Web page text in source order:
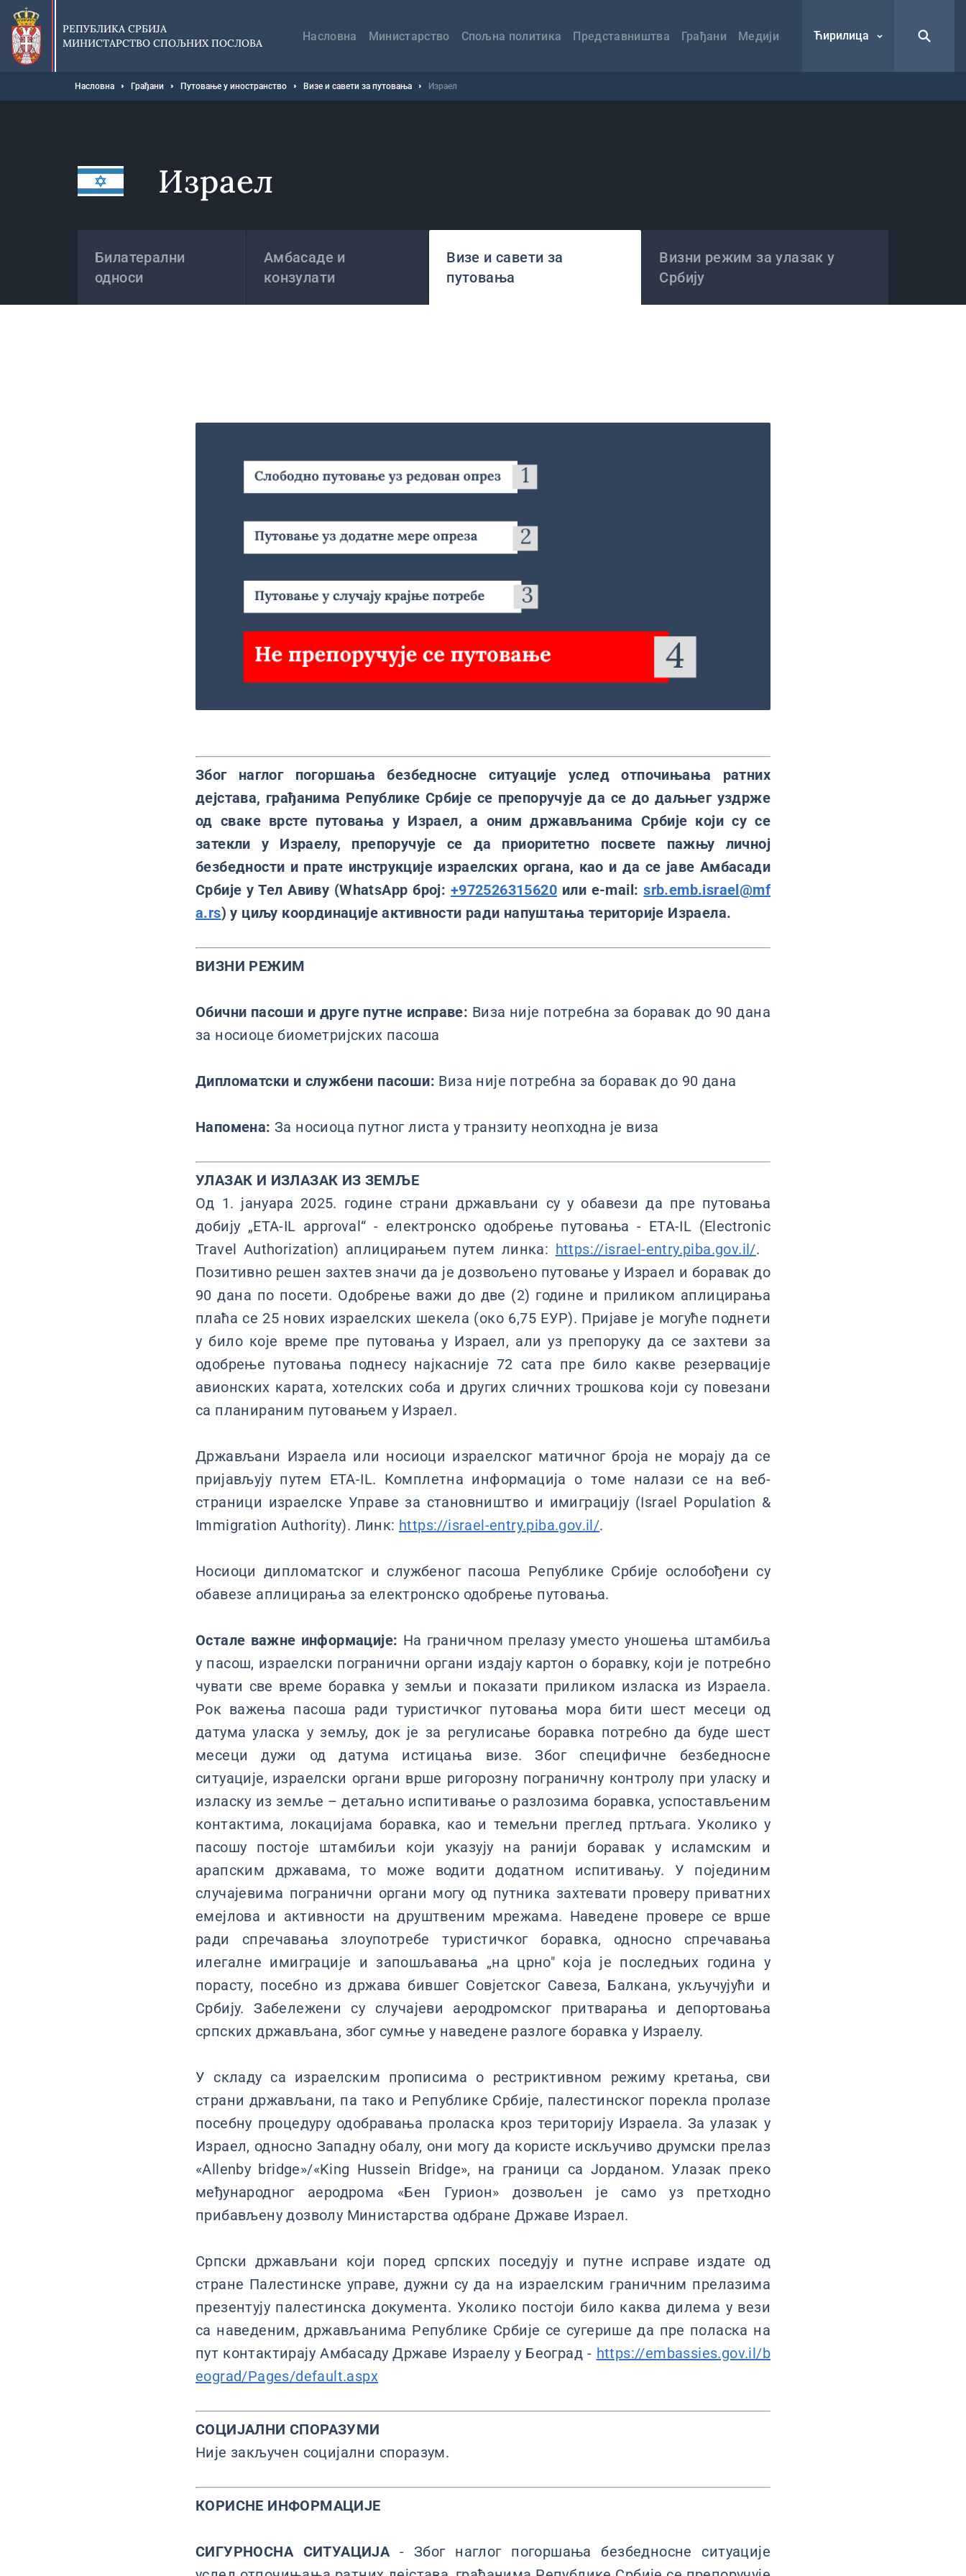
Прескочи
главни
део
садржаја
РЕПУБЛИКА СРБИЈА
МИНИСТАРСТВО СПОЉНИХ ПОСЛОВА
навигација
Насловна Министарство Спољна политика Представништва Грађани Медији Ћирилица
Мрвице
Насловна Грађани Путовање у иностранство Визе и савети за путовања Израел
Израел
Билатерални
односи
Амбасаде и
конзулати
Визе и савети за
путовања
Визни режим за улазак у
Србију
Због наглог погоршања безбедносне ситуације услед отпочињања ратних
дејстава, грађанима Републике Србије се препоручује да се до даљњег уздрже
од сваке врсте путовања у Израел, а оним држављанима Србије који су се
затекли у Израелу, препоручује се да приоритетно посвете пажњу личној
безбедности и прате инструкције израелских органа, као и да се јаве Амбасади
Србије у Тел Авиву (WhatsApp број: +972526315620 или е-mail:srb.emb.israel@mf
a.rs) у циљу координације активности ради напуштања територије Израела.
ВИЗНИ РЕЖИМ
Обични пасоши и друге путне исправе: Виза није потребна за боравак до 90 дана
за носиоце биометријских пасоша
Дипломатски и службени пасоши: Виза није потребна за боравак до 90 дана
Напомена: За носиоца путног листа у транзиту неопходна је виза
УЛАЗАК И ИЗЛАЗАК ИЗ ЗЕМЉЕ
Од 1. јануара 2025. године страни држављани су у обавези да пре путовања
добију „ETA-IL approval“ - електронско одобрење путовања - ETA-IL (Electronic
Travel Authorization) аплицирањем путем линка: https://israel-entry.piba.gov.il/.
Позитивно решен захтев значи да је дозвољено путовање у Израел и боравак до
90 дана по посети. Одобрење важи до две (2) године и приликом аплицирања
плаћа се 25 нових израелских шекела (око 6,75 ЕУР). Пријаве је могуће поднети
у било које време пре путовања у Израел, али уз препоруку да се захтеви за
одобрење путовања поднесу најкасније 72 сата пре било какве резервације
авионских карата, хотелских соба и других сличних трошкова који су повезани
са планираним путовањем у Израел.
Држављани Израела или носиоци израелског матичног броја не морају да се
пријављују путем ЕТА-IL. Комплетна информација о томе налази се на веб-
страници израелске Управе за становништво и имиграцију (Israel Population &
Immigration Authority). Линк: https://israel-entry.piba.gov.il/.
Носиоци дипломатског и службеног пасоша Републике Србије ослобођени су
обавезе аплицирања за електронско одобрење путовања.
Oстале важне информације: На граничном прелазу уместо уношења штамбиља
у пасош, израелски погранични органи издају картон о боравку, који је потребно
чувати све време боравка у земљи и показати приликом изласка из Израела.
Рок важења пасоша ради туристичког путовања мора бити шест месеци од
датума уласка у земљу, док је за регулисање боравка потребно да буде шест
месеци дужи од датума истицања визе. Због специфичне безбедносне
ситуације, израелски органи врше ригорозну пограничну контролу при уласку и
изласку из земље – детаљно испитивање о разлозима боравка, успостављеним
контактима, локацијама боравка, као и темељни преглед пртљага. Уколико у
пасошу постоје штамбиљи који указују на ранији боравак у исламским и
арапским државама, то може водити додатном испитивању. У појединим
случајевима погранични органи могу од путника захтевати проверу приватних
емејлова и активности на друштвеним мрежама. Наведене провере се врше
ради спречавања злоупотребе туристичког боравка, односно спречавања
илегалне имиграције и запошљавања „на црно" која је последњих година у
порасту, посебно из држава бившег Совјетског Савеза, Балкана, укључујући и
Србију. Забележени су случајеви аеродромског притварања и депортовања
српских држављана, због сумње у наведене разлоге боравка у Израелу.
У складу са израелским прописима о рестриктивном режиму кретања, сви
страни држављани, па тако и Републике Србије, палестинског порекла пролазе
посебну процедуру одобравања проласка кроз територију Израела. За улазак у
Израел, односно Западну обалу, они могу да користе искључиво друмски прелаз
«Allenby bridge»/«King Hussein Bridge», на граници са Јорданом. Улазак преко
међународног аеродрома «Бен Гурион» дозвољен је само уз претходно
прибављену дозволу Министарства одбране Државе Израел.
Српски држављани који поред српских поседују и путне исправе издате од
стране Палестинске управе, дужни су да на израелским граничним прелазима
презентују палестинска документа. Уколико постоји било каква дилема у вези
са наведеним, држављанима Републике Србије се сугерише да пре поласка на
пут контактирају Амбасаду Државе Израелу у Београд - https://embassies.gov.il/b
eograd/Pages/default.aspx
СОЦИЈАЛНИ СПОРАЗУМИ
Није закључен социјални споразум.
КОРИСНЕ ИНФОРМАЦИЈЕ
СИГУРНОСНА СИТУАЦИЈА- Због наглог погоршања безбедносне ситуације